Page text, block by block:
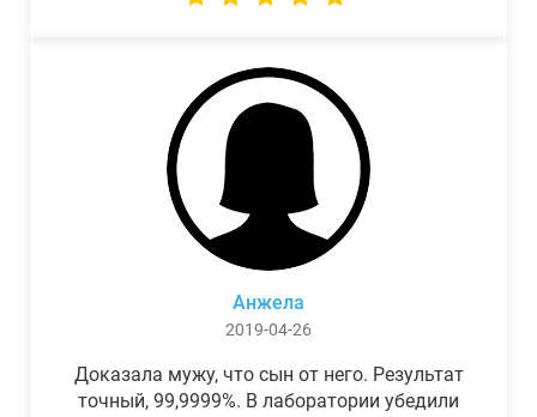
Анжела
2019-04-26
Доказала мужу, что сын от него. Результат
точный, 99,9999%. В лаборатории убедили